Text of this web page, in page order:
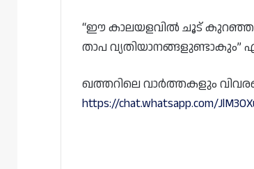
“ഈ കാലയളവിൽ ചൂട് കുറഞ്ഞ
താപ
ഖത്തറിലെ വാർത്തകളും
https://chat.whatsapp.com/